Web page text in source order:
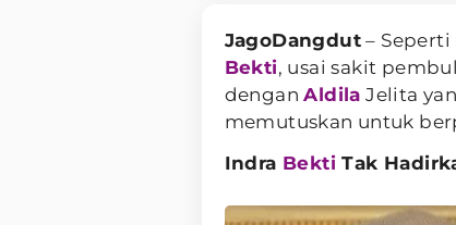
JagoDangdut–
Bekti, usai sakit
denganAldila Jelita
memutuskan untuk
Indra BektiTak